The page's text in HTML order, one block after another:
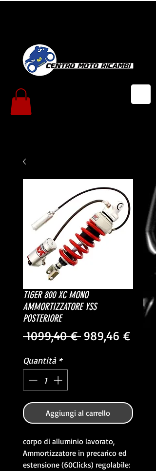
TIGER 800 XC MONO
AMMORTIZZATORE YSS
POSTERIORE
1099,40 € Prezzo
989,46 €
Quantità *
Aggiungi al carrello
corpo di alluminio lavorato,
Ammortizzatore in precarico ed
estensione (60Clicks) regolabile: